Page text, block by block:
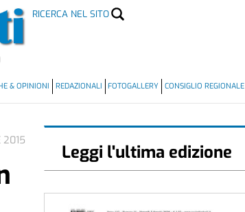
RICERCA NEL SITO
& OPINIONI REDAZIONALI FOTOGALLERY CONSIGLIO REGIONALE
2015
Leggi l'ultima edizione